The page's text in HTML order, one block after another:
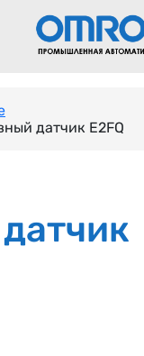
датчик E2FQ